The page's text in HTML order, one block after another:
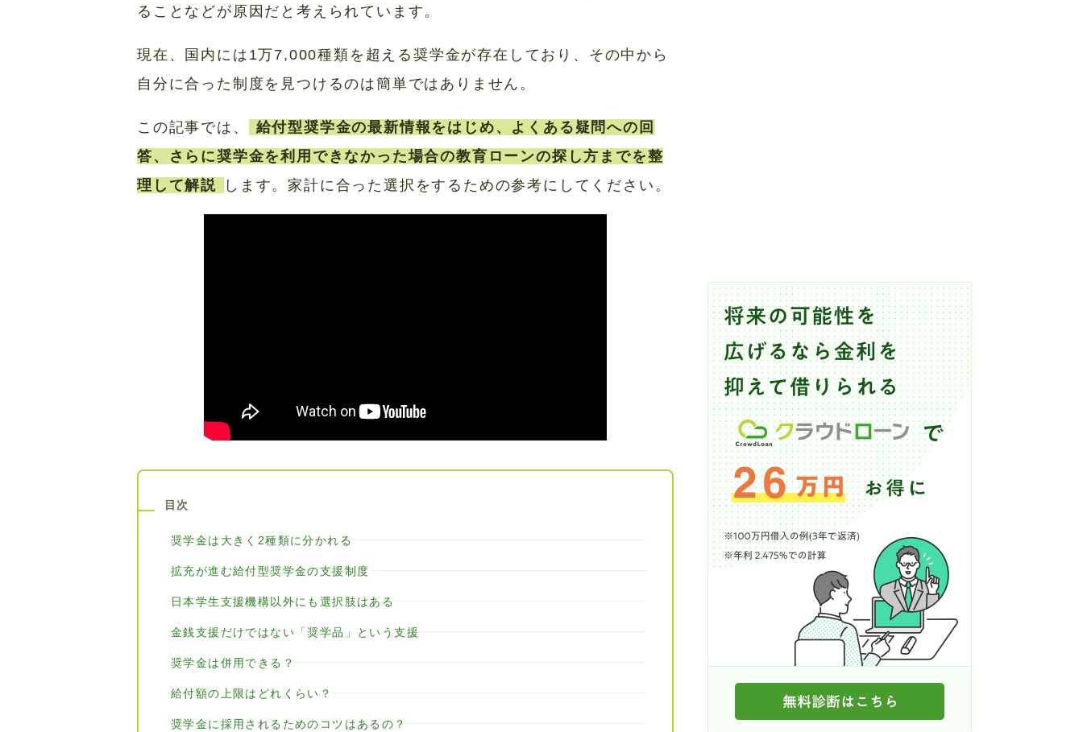
ることなどが原因だと考えられています。
現在、国内には1万7,000種類を超える奨学金が存在しており、その中から
自分に合った制度を見つけるのは簡単ではありません。
この記事では、
給付型奨学金の最新情報をはじめ、よくある疑問への回
答、さらに奨学金を利用できなかった場合の教育ローンの探し方までを整
理して解説
します。家計に合った選択をするための参考にしてください。
目次
奨学金は大きく2種類に分かれる
拡充が進む給付型奨学金の支援制度
日本学生支援機構以外にも選択肢はある
金銭支援だけではない「奨学品」という支援
奨学金は併用できる？
給付額の上限はどれくらい？
奨学金に採用されるためのコツはあるの？